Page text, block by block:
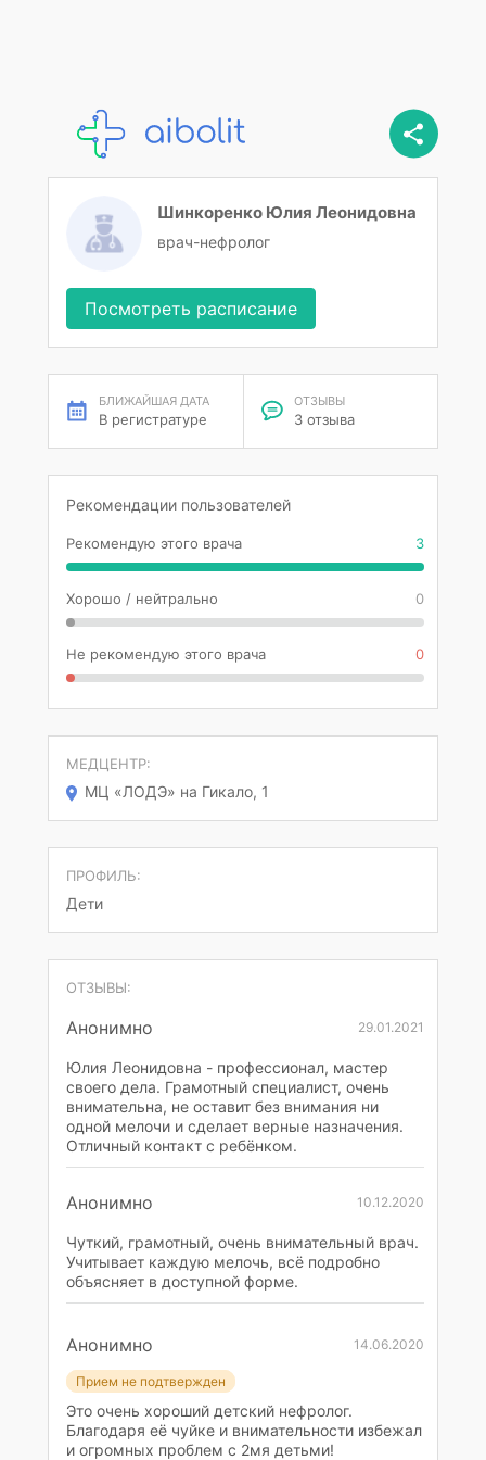
Шинкоренко Юлия Леонидовна
врач-нефролог
Посмотреть расписание
БЛИЖАЙШАЯ ДАТА
В регистратуре
ОТЗЫВЫ
3 отзыва
Рекомендации пользователей
Рекомендую этого врача 3
Хорошо / нейтрально 0
Не рекомендую этого врача 0
МЕДЦЕНТР:
МЦ «ЛОДЭ» на Гикало, 1
ПРОФИЛЬ:
Дети
ОТЗЫВЫ:
Анонимно 29.01.2021
Юлия Леонидовна - профессионал, мастер
своего дела. Грамотный специалист, очень
внимательна, не оставит без внимания ни
одной мелочи и сделает верные назначения.
Отличный контакт с ребёнком.
Анонимно 10.12.2020
Чуткий, грамотный, очень внимательный врач.
Учитывает каждую мелочь, всё подробно
объясняет в доступной форме.
Анонимно 14.06.2020
Прием не подтвержден
Это очень хороший детский нефролог.
Благодаря её чуйке и внимательности избежал
и огромных проблем с 2мя детьми!